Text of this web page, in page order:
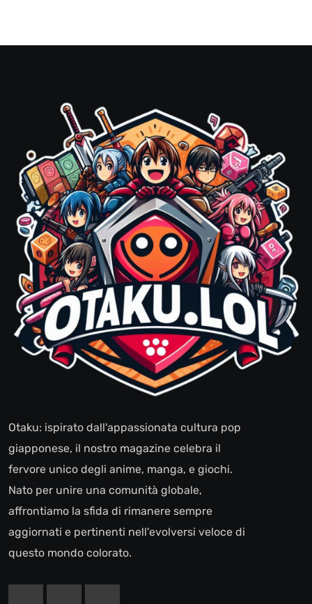
Otaku: ispirato dall'appassionata cultura pop
giapponese, il nostro magazine celebra il
fervore unico degli anime, manga, e giochi.
Nato per unire una comunità globale,
affrontiamo la sfida di rimanere sempre
aggiornati e pertinenti nell'evolversi veloce di
questo mondo colorato.